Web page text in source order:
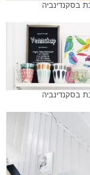
בסקנדינביה
בסקנדינביה